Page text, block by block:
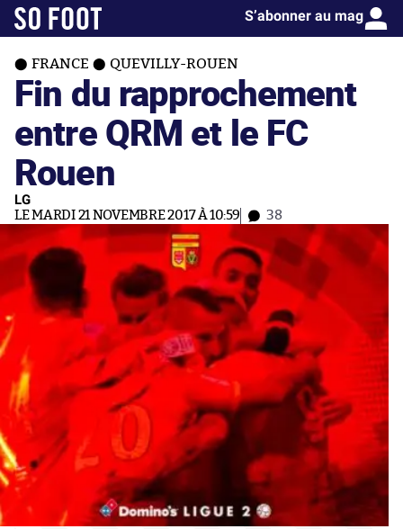
S’abonner au mag
FRANCE QUEVILLY-ROUEN
Fin du rapprochement
entre QRM et le FC
Rouen
LG
LE MARDI 21 NOVEMBRE 2017 À 10:59 38